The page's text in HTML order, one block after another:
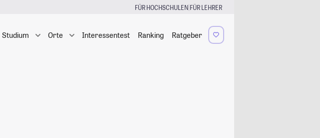
FÜR HOCHSCHULEN|FÜR LEHRER
Studium Orte Interessentest Ranking Ratgeber